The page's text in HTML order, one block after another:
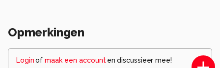
Opmerkingen
Loginof maak een account en discussieer mee!